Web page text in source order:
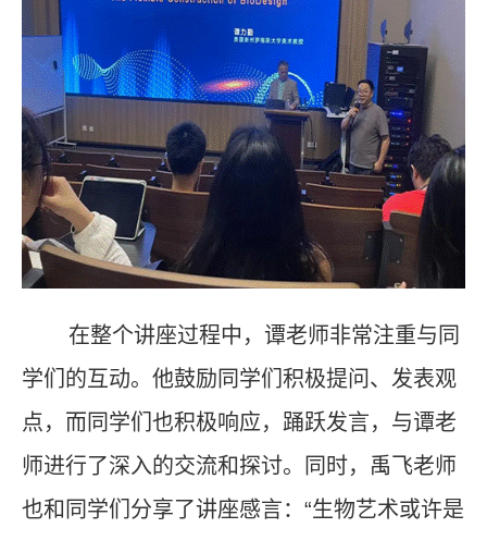
在整个讲座过程中，谭老师非常注重与同
学们的互动。他鼓励同学们积极提问、发表观
点，而同学们也积极响应，踊跃发言，与谭老
师进行了深入的交流和探讨。同时，禹飞老师
也和同学们分享了讲座感言：“生物艺术或许是